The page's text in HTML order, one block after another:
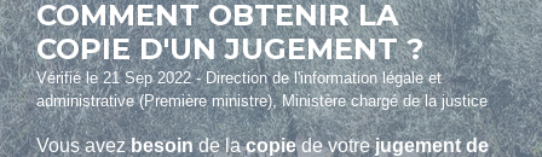
COMMENT OBTENIR LA
COPIE D'UN JUGEMENT ?
Vérifié le 21 Sep 2022 - Direction de l'information légale et
administrative (Première ministre), Ministère chargé de la justice
Vous avezbesoinde lacopiede votrejugement de